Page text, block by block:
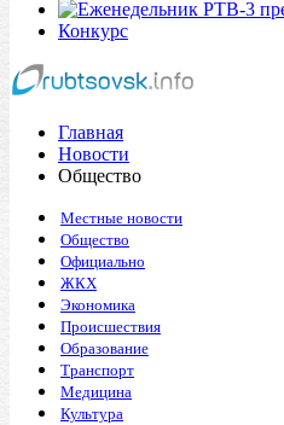
Конкурс
Главная
Новости
Общество
Местные новости
Общество
Официально
ЖКХ
Экономика
Происшествия
Образование
Транспорт
Медицина
Культура